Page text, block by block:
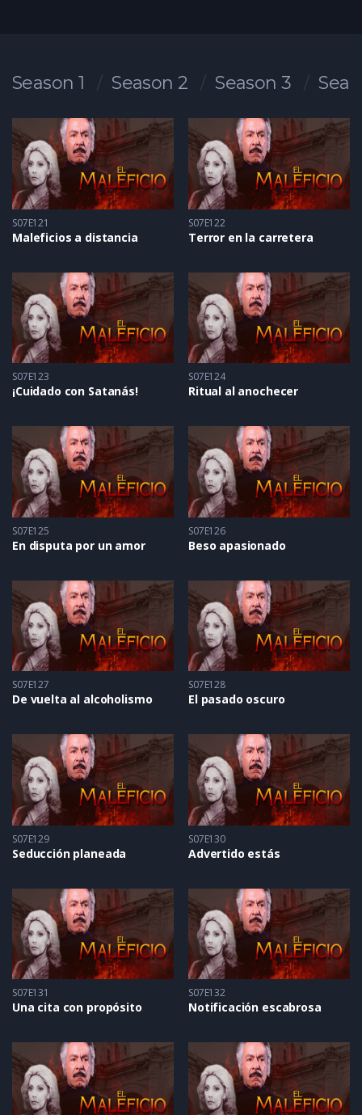
Season 1 Season 2 Season 3
S07E121
Maleficios a distancia
S07E122
Terror en la carretera
S07E123
¡Cuidado con Satanás!
S07E124
Ritual al anochecer
S07E125
En disputa por un amor
S07E126
Beso apasionado
S07E127
De vuelta al alcoholismo
S07E128
El pasado oscuro
S07E129
Seducción planeada
S07E130
Advertido estás
S07E131
Una cita con propósito
S07E132
Notificación escabrosa